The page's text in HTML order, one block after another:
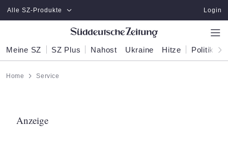
Zum Hauptinhalt springen
Alle SZ-Produkte Login
Meine SZ SZ Plus Nahost Ukraine Hitze Politik
Home Service
Anzeige